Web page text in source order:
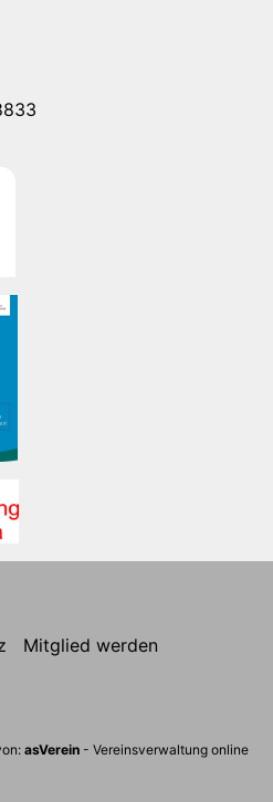
Mitglied werden
asVerein - Vereinsverwaltung online